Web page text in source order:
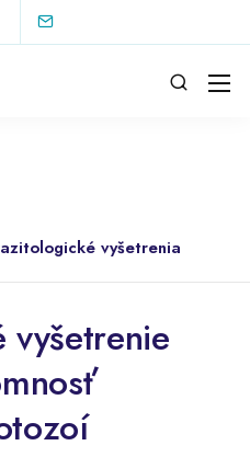
vyšetrenia
vyšetrenie